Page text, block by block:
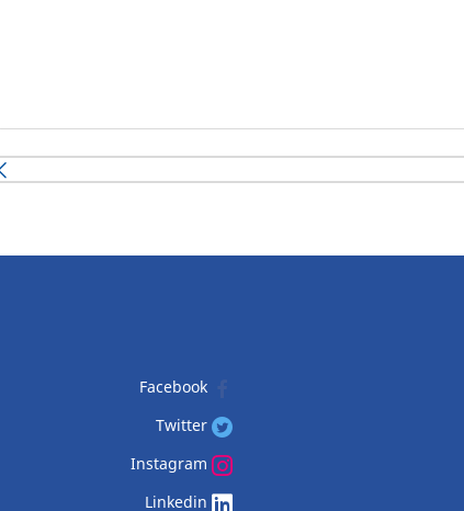
- وقت دورة السباق - بحسب الاختبارات الخارجية التي أجرتها DEKRA TEST CENTER في مايو 2017 بناء على طلب من
Facebook
Twitter